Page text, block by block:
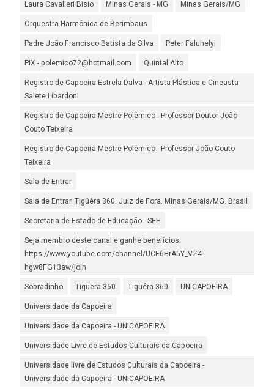
Laura Cavalieri Bisio Minas Gerais - MG Minas Gerais/MG
Orquestra Harmônica de Berimbaus
Padre João Francisco Batista da Silva Peter Faluhelyi
PIX - polemico72@hotmail.com Quintal Alto
Registro de Capoeira Estrela Dalva - Artista Plástica e Cineasta
Salete Libardoni
Registro de Capoeira Mestre Polêmico - Professor Doutor João
Couto Teixeira
Registro de Capoeira Mestre Polêmico - Professor João Couto
Teixeira
Sala de Entrar
Sala de Entrar. Tigüéra 360. Juiz de Fora. Minas Gerais/MG. Brasil
Secretaria de Estado de Educação - SEE
Seja membro deste canal e ganhe benefícios:
https://www.youtube.com/channel/UCE6HrA5Y_VZ4-
hgw8FG13aw/join
Sobradinho Tigüera 360 Tigüéra 360 UNICAPOEIRA
Universidade da Capoeira
Universidade da Capoeira - UNICAPOEIRA
Universidade Livre de Estudos Culturais da Capoeira
Universidade livre de Estudos Culturais da Capoeira -
Universidade da Capoeira - UNICAPOEIRA